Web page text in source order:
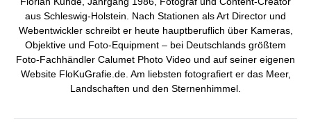
aus Schleswig-Holstein. Nach Stationen als Art Director und
Webentwickler schreibt er heute hauptberuflich über Kameras,
Objektive und Foto-Equipment – bei Deutschlands größtem
Foto-Fachhändler Calumet Photo Video und auf seiner eigenen
Website FloKuGrafie.de. Am liebsten fotografiert er das Meer,
Landschaften und den Sternenhimmel.